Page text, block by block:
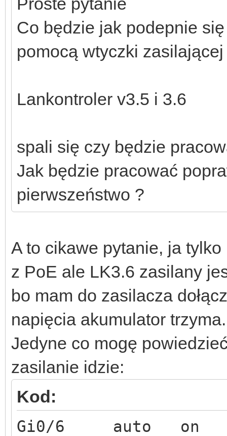
Co będzie jak podepnie
pomocą wtyczki zasilającej
Lankontroler v3.5 i 3.6
spali się czy będzie
Jak będzie pracować
pierwszeństwo ?
A to cikawe pytanie, ja
z PoE ale LK3.6 zasilany
bo mam do zasilacza
napięcia akumulator trzyma.
Jedyne co mogę
zasilanie idzie:
Kod:
Gi0/6 auto